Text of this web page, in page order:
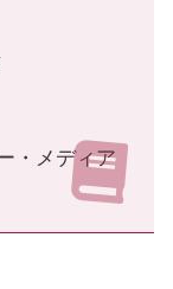
・メディア